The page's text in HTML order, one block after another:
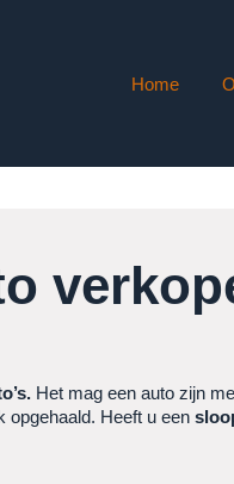
Home
Het mag een auto zijn
opgehaald. Heeft u een